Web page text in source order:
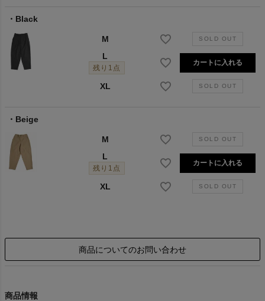
Black
M
L
残り1点
カートに入れる
XL
Beige
M
L
残り1点
カートに入れる
XL
商品についてのお問い合わせ
商品情報